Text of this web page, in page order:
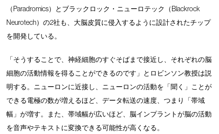
（Paradromics）とブラックロック・ニューロテック（Blackrock
Neurotech）の2社も、大脳皮質に侵入するように設計されたチップ
を開発している。
「そうすることで、神経細胞のすぐそばまで接近し、それぞれの脳
細胞の活動情報を得ることができるのです」とロビンソン教授は説
明する。ニューロンに近接し、ニューロンの活動を「聞く」ことが
できる電極の数が増えるほど、データ転送の速度、つまり「帯域
幅」が増す。また、帯域幅が広いほど、脳インプラントが脳の活動
を音声やテキストに変換できる可能性が高くなる。